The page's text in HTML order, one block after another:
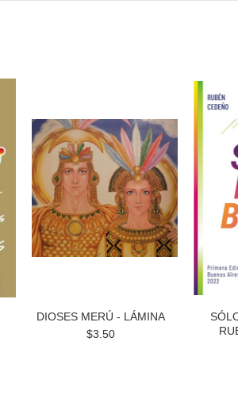
DIOSES MERÚ - LÁMINA
$3.50